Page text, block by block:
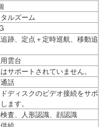
ルズーム
跡、定点＋定時巡航、移動追
雲台
サポートされていません。
話
ディスクのビデオ接続をサポ
ます。
査、人形認識、顔認識
給